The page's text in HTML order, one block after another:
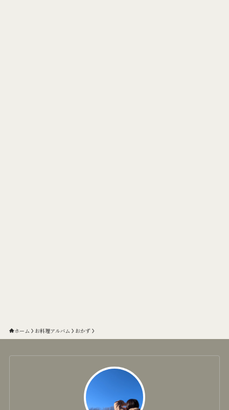
ホーム お料理アルバム おかず